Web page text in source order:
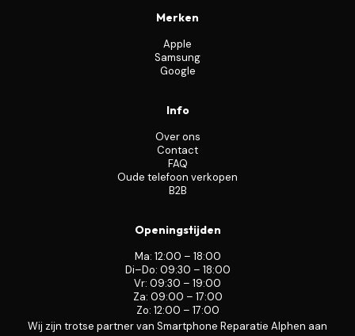
Merken
Apple
Samsung
Google
Info
Over ons
Contact
FAQ
Oude telefoon verkopen
B2B
Openingstijden
Ma: 12:00 – 18:00
Di–Do: 09:30 – 18:00
Vr: 09:30 – 19:00
Za: 09:00 – 17:00
Zo: 12:00 – 17:00
Wij zijn trotse partner van Smartphone Reparatie Alphen aan